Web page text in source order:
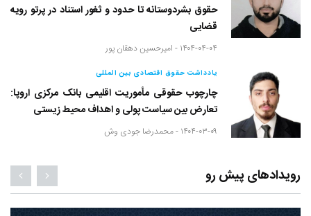
حقوق بشردوستانه تا حدود و ثغور استناد در پرتو رویه
قضایی
۱۴۰۴-۰۴-۰۴ - امیرحسین دهقان پور
یادداشت حقوق اقتصادی بین المللی
چارچوب حقوقی مأموریت اقلیمی بانک مرکزی اروپا:
تعارض بین سیاست پولی و اهداف محیط زیستی
۱۴۰۴-۰۳-۰۹ - محمدرضا جودی وش
رویدادهای پیش رو